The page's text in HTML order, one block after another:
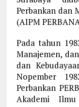
Perbankan dan
(AIPM
Pada tahun
Manajemen,
dan
Nopember
Perbankan
Akademi